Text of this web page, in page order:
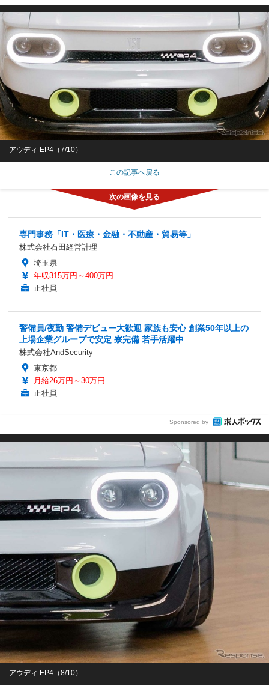
アウディ EP4（7/10）
この記事へ戻る
専門事務「IT・医療・金融・不動産・貿易等」
株式会社石田経営計理
埼玉県
年収315万円～400万円
正社員
警備員/夜勤 警備デビュー大歓迎 家族も安心 創業50年以上の
上場企業グループで安定 寮完備 若手活躍中
株式会社AndSecurity
東京都
月給26万円～30万円
正社員
Sponsored by
アウディ EP4（8/10）